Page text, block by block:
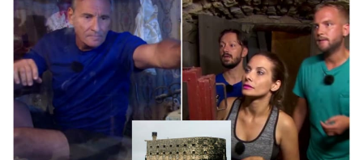
Virály
Sex a vztahy
Videa
Sledujte prima+